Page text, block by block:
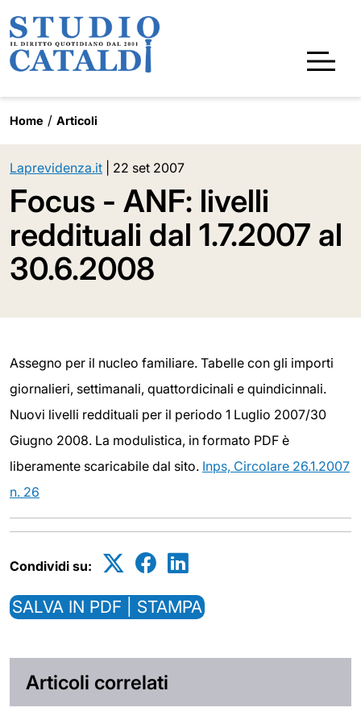
Home Articoli
Laprevidenza.it 22 set 2007
Focus - ANF: livelli
reddituali dal 1.7.2007 al
30.6.2008
Assegno per il nucleo familiare. Tabelle con gli importi
giornalieri, settimanali, quattordicinali e quindicinnali.
Nuovi livelli reddituali per il periodo 1 Luglio 2007/30
Giugno 2008. La modulistica, in formato PDF è
liberamente scaricabile dal sito. Inps, Circolare 26.1.2007
n. 26
Condividi su:
SALVA IN PDF | STAMPA
Articoli correlati